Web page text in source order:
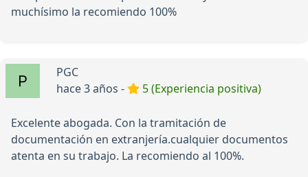
muchísimo la recomiendo 100%
PGC
hace 3 años -
5 (Experiencia positiva)
Excelente abogada. Con la tramitación de
documentación en extranjería.cualquier documentos
atenta en su trabajo. La recomiendo al 100%.